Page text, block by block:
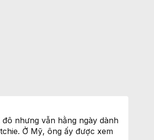
nhưng vẫn hằng ngày dành
Ở Mỹ, ông ấy được xem